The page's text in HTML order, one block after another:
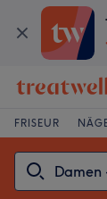
FRISEUR